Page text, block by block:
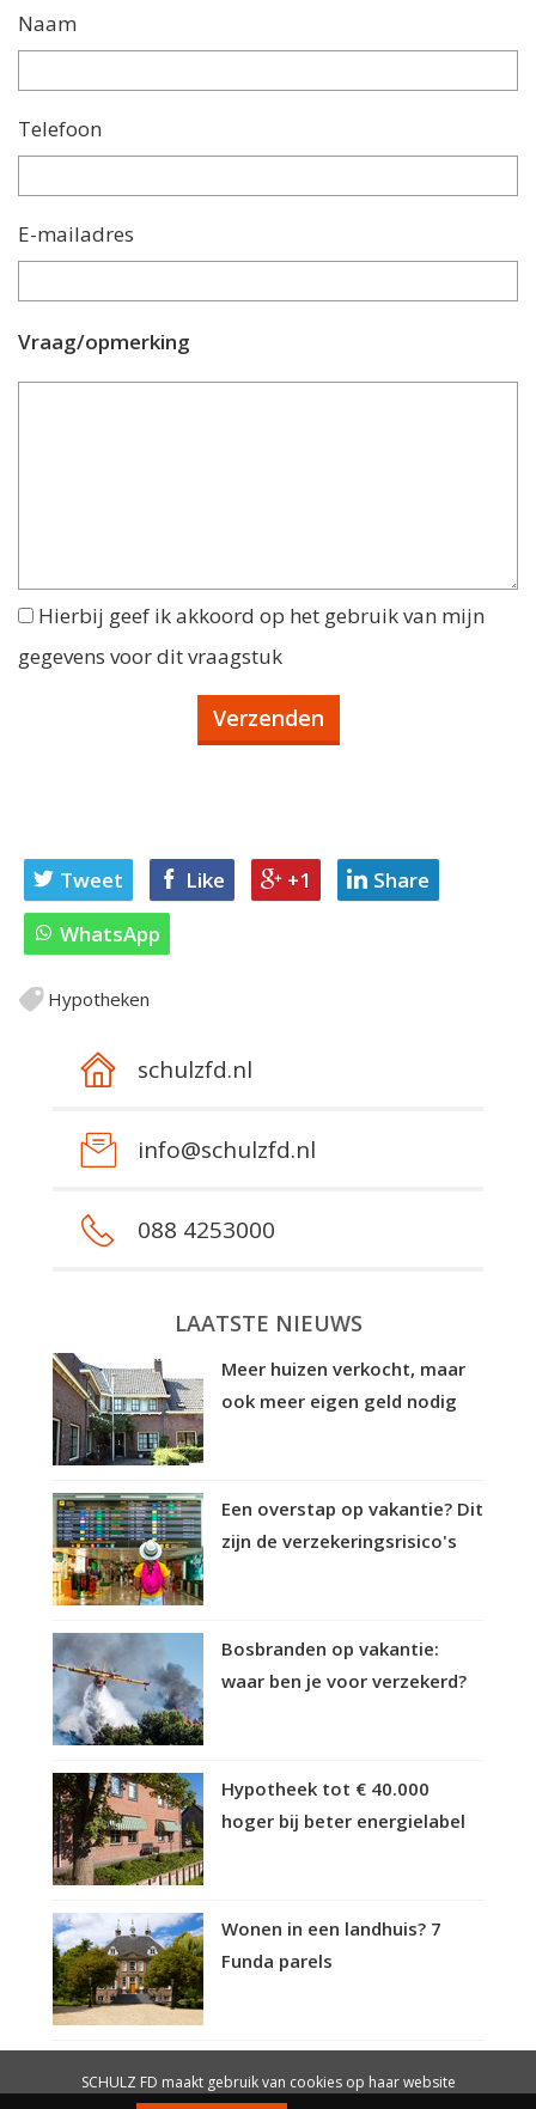
Naam
Telefoon
E-mailadres
Vraag/opmerking
Hierbij geef ik akkoord op het gebruik van mijn
gegevens voor dit vraagstuk
Tweet Like +1
Share
WhatsApp
Hypotheken
schulzfd.nl
info@schulzfd.nl
088 4253000
LAATSTE NIEUWS
Meer huizen verkocht, maar
ook meer eigen geld nodig
Een overstap op vakantie? Dit
zijn de verzekeringsrisico's
Bosbranden op vakantie:
waar ben je voor verzekerd?
Hypotheek tot € 40.000
hoger bij beter energielabel
Wonen in een landhuis? 7
Funda parels
SCHULZ FD maakt gebruik van cookies op haar website